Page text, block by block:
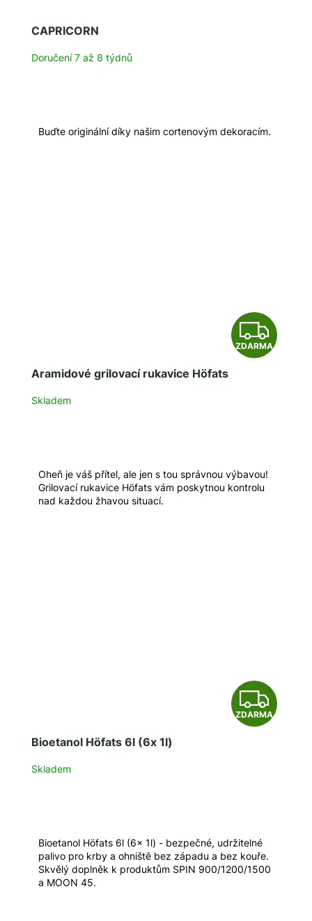
CAPRICORN
Doručení 7 až 8 týdnů
Buďte originální díky našim cortenovým dekoracím.
Z
D
ZDARMA
Aramidové grilovací rukavice Höfats
Skladem
Oheň je váš přítel, ale jen s tou správnou výbavou!
Grilovací rukavice Höfats vám poskytnou kontrolu
nad každou žhavou situací.
Z
D
ZDARMA
Bioetanol Höfats 6l (6x 1l)
Skladem
Bioetanol Höfats 6l (6x 1l) - bezpečné, udržitelné
palivo pro krby a ohniště bez západu a bez kouře.
Skvělý doplněk k produktům SPIN 900/1200/1500
a MOON 45.